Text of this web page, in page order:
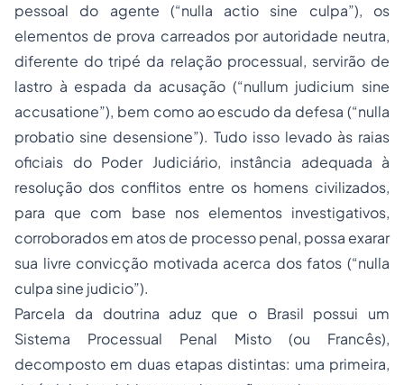
pessoal do agente (“nulla actio sine culpa”), os
elementos de prova carreados por autoridade neutra,
diferente do tripé da relação processual, servirão de
lastro à espada da acusação (“nullum judicium sine
accusatione”), bem como ao escudo da defesa (“nulla
probatio sine desensione”). Tudo isso levado às raias
oficiais do Poder Judiciário, instância adequada à
resolução dos conflitos entre os homens civilizados,
para que com base nos elementos investigativos,
corroborados em atos de processo penal, possa exarar
sua livre convicção motivada acerca dos fatos (“nulla
culpa sine judicio”).
Parcela da doutrina aduz que o Brasil possui um
Sistema Processual Penal Misto (ou Francês),
decomposto em duas etapas distintas: uma primeira,